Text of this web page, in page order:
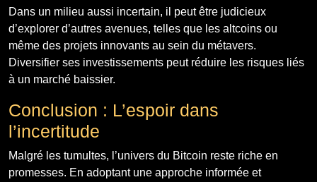
Dans un milieu aussi incertain, il peut être judicieux
d’explorer d’autres avenues, telles que les altcoins ou
même des projets innovants au sein du métavers.
Diversifier ses investissements peut réduire les risques liés
à un marché baissier.
Conclusion : L’espoir dans
l’incertitude
Malgré les tumultes, l’univers du Bitcoin reste riche en
promesses. En adoptant une approche informée et